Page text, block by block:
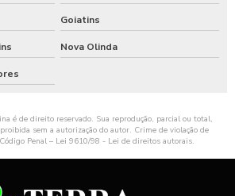
Goiatins
Nova Olinda
é de direito reservado. Sua reprodução, parcial ou total,
sem a autorização do autor. Crime de violação de
Penal – Lei 9610/98 - Lei de direitos autorais.